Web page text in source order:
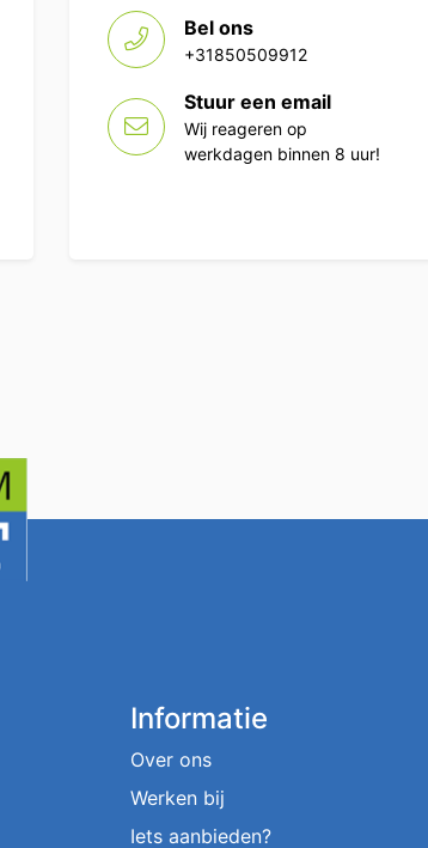
Bel ons
+31850509912
Stuur een email
Wij reageren op
werkdagen binnen 8 uur!
Informatie
Over ons
Werken bij
Iets aanbieden?